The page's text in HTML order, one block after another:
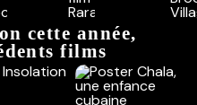
cette année,
films